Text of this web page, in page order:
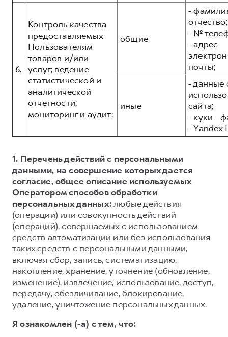
6.
Контроль качества
предоставляемых
Пользователям
товаров и/или
услуг; ведение
статистической и
аналитической
отчетности;
мониторинг и аудит:
общие
-
отчество;
- №
- адрес
почты;
иные
- данные
сайта;
- куки -
- Yandex
1. Перечень действий с персональными
данными, на совершение которых дается
согласие, общее описание используемых
Оператором способов обработки
персональных данных:любые действия
(операции) или совокупность действий
(операций), совершаемых с использованием
средств автоматизации или без использования
таких средств с персональными данными,
включая сбор, запись, систематизацию,
накопление, хранение, уточнение (обновление,
изменение), извлечение, использование, доступ,
передачу, обезличивание, блокирование,
удаление, уничтожение персональных данных.
Я ознакомлен (-а) с тем, что: